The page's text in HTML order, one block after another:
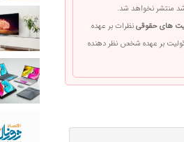
منتشر نخواهد شد.
های حقوقینظرات بر عهده
بر عهده شخص نظر دهنده